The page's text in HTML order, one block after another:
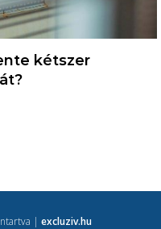
kétszer
| excluziv.hu